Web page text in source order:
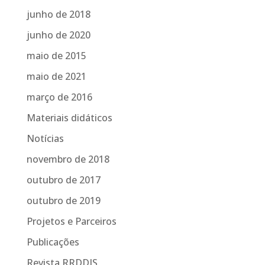
junho de 2018
junho de 2020
maio de 2015
maio de 2021
março de 2016
Materiais didáticos
Notícias
novembro de 2018
outubro de 2017
outubro de 2019
Projetos e Parceiros
Publicações